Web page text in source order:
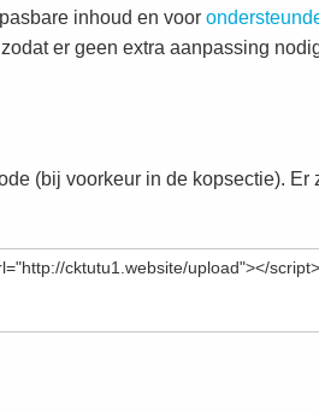
inhoud en voor
er geen extra aanpassing
(bij voorkeur in de kopsectie). Er